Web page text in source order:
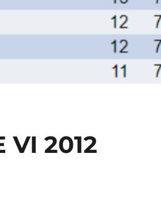
VI 2012